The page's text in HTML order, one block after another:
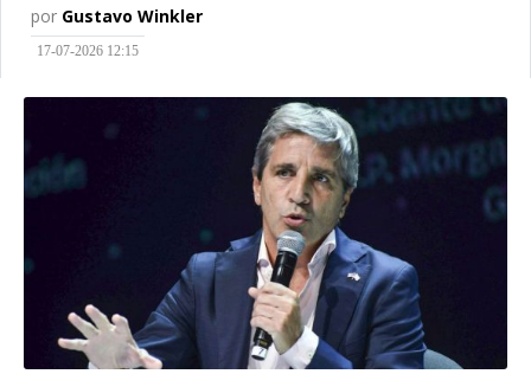
por Gustavo Winkler
17-07-2026 12:15